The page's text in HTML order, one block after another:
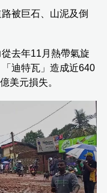
被巨石、山泥及倒
去年11月熱帶氣旋
「迪特瓦」造成近640
美元損失。